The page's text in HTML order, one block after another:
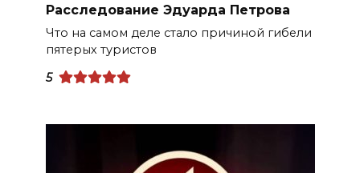
Расследование Эдуарда Петрова
Что на самом деле стало причиной гибели
пятерых туристов
5